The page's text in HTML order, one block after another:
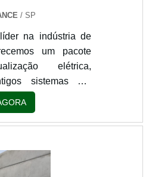
/ SP
na indústria de
um pacote
elétrica,
sistemas por
Utilizando
Programáveis
seu painel elétrico
atualizamos seu
modelo de alta